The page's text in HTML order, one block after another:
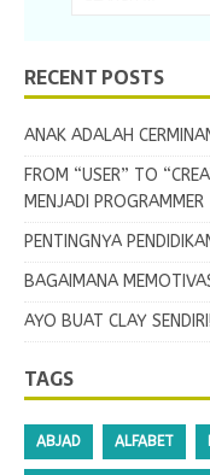
RECENT POSTS
ANAK ADALAH
FROM “USER” TO
MENJADI PROGRAMMER
PENTINGNYA
BAGAIMANA
AYO BUAT CLAY SENDIRI!
TAGS
ABJAD ALFABET